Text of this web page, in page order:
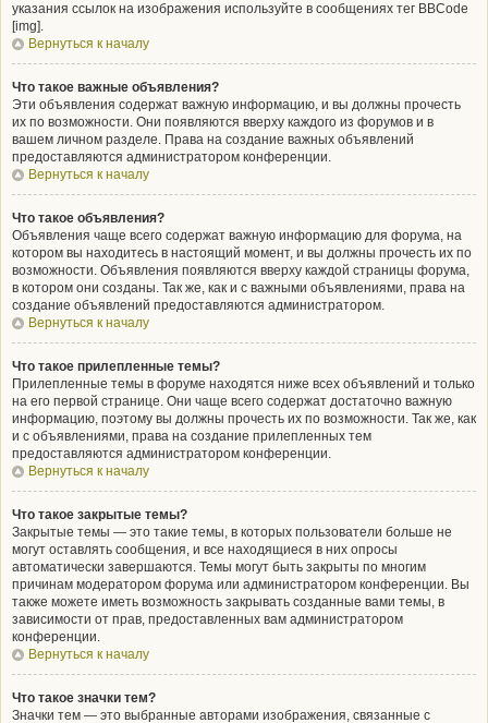
указания ссылок на изображения используйте в сообщениях тег BBCode
[img].
Вернуться к началу
Что такое важные объявления?
Эти объявления содержат важную информацию, и вы должны прочесть
их по возможности. Они появляются вверху каждого из форумов и в
вашем личном разделе. Права на создание важных объявлений
предоставляются администратором конференции.
Вернуться к началу
Что такое объявления?
Объявления чаще всего содержат важную информацию для форума, на
котором вы находитесь в настоящий момент, и вы должны прочесть их по
возможности. Объявления появляются вверху каждой страницы форума,
в котором они созданы. Так же, как и с важными объявлениями, права на
создание объявлений предоставляются администратором.
Вернуться к началу
Что такое прилепленные темы?
Прилепленные темы в форуме находятся ниже всех объявлений и только
на его первой странице. Они чаще всего содержат достаточно важную
информацию, поэтому вы должны прочесть их по возможности. Так же, как
и с объявлениями, права на создание прилепленных тем
предоставляются администратором конференции.
Вернуться к началу
Что такое закрытые темы?
Закрытые темы — это такие темы, в которых пользователи больше не
могут оставлять сообщения, и все находящиеся в них опросы
автоматически завершаются. Темы могут быть закрыты по многим
причинам модератором форума или администратором конференции. Вы
также можете иметь возможность закрывать созданные вами темы, в
зависимости от прав, предоставленных вам администратором
конференции.
Вернуться к началу
Что такое значки тем?
Значки тем — это выбранные авторами изображения, связанные с